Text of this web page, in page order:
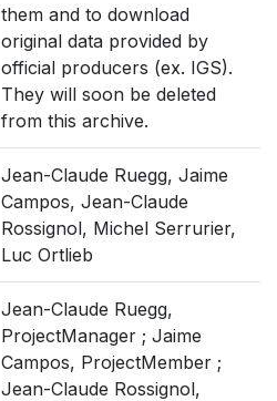
them and to download
original data provided by
official producers (ex. IGS).
They will soon be deleted
from this archive.
Jean-Claude Ruegg, Jaime
Campos, Jean-Claude
Rossignol, Michel Serrurier,
Luc Ortlieb
Jean-Claude Ruegg,
ProjectManager ; Jaime
Campos, ProjectMember ;
Jean-Claude Rossignol,